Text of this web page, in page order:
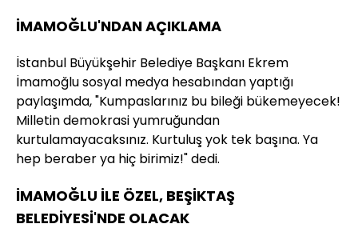
İMAMOĞLU'NDAN AÇIKLAMA
İstanbul Büyükşehir Belediye Başkanı Ekrem
İmamoğlu sosyal medya hesabından yaptığı
paylaşımda, "Kumpaslarınız bu bileği bükemeyecek!
Milletin demokrasi yumruğundan
kurtulamayacaksınız. Kurtuluş yok tek başına. Ya
hep beraber ya hiç birimiz!" dedi.
İMAMOĞLU İLE ÖZEL, BEŞİKTAŞ
BELEDİYESİ'NDE OLACAK